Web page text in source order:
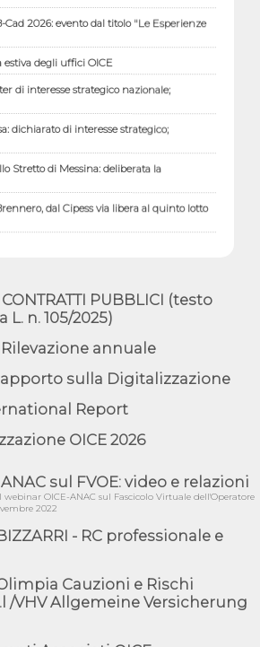
Cad 2026: evento dal titolo "Le Esperienze
degli uffici OICE
di interesse strategico nazionale;
dichiarato di interesse strategico;
Stretto di Messina: deliberata la
dal Cipess via libera al quinto lotto
in Cdm: contributi per
europea in Cdm per recepimento
e PNRR è legge: approvata oggi la
sul DDL di riforma della responsabilità
DATE: Assemblea Pubblica Confindustria
OICE per il bando della Città metropolitana
PUBBLICI (testo
n. 105/2025)
Rilevazione annuale
sulla Digitalizzazione
Report
OICE 2026
sul FVOE: video e relazioni
OICE-ANAC sul Fascicolo Virtuale dell'Operatore
2022
- RC professionale e
Cauzioni e Rischi
/VHV Allgemeine Versicherung